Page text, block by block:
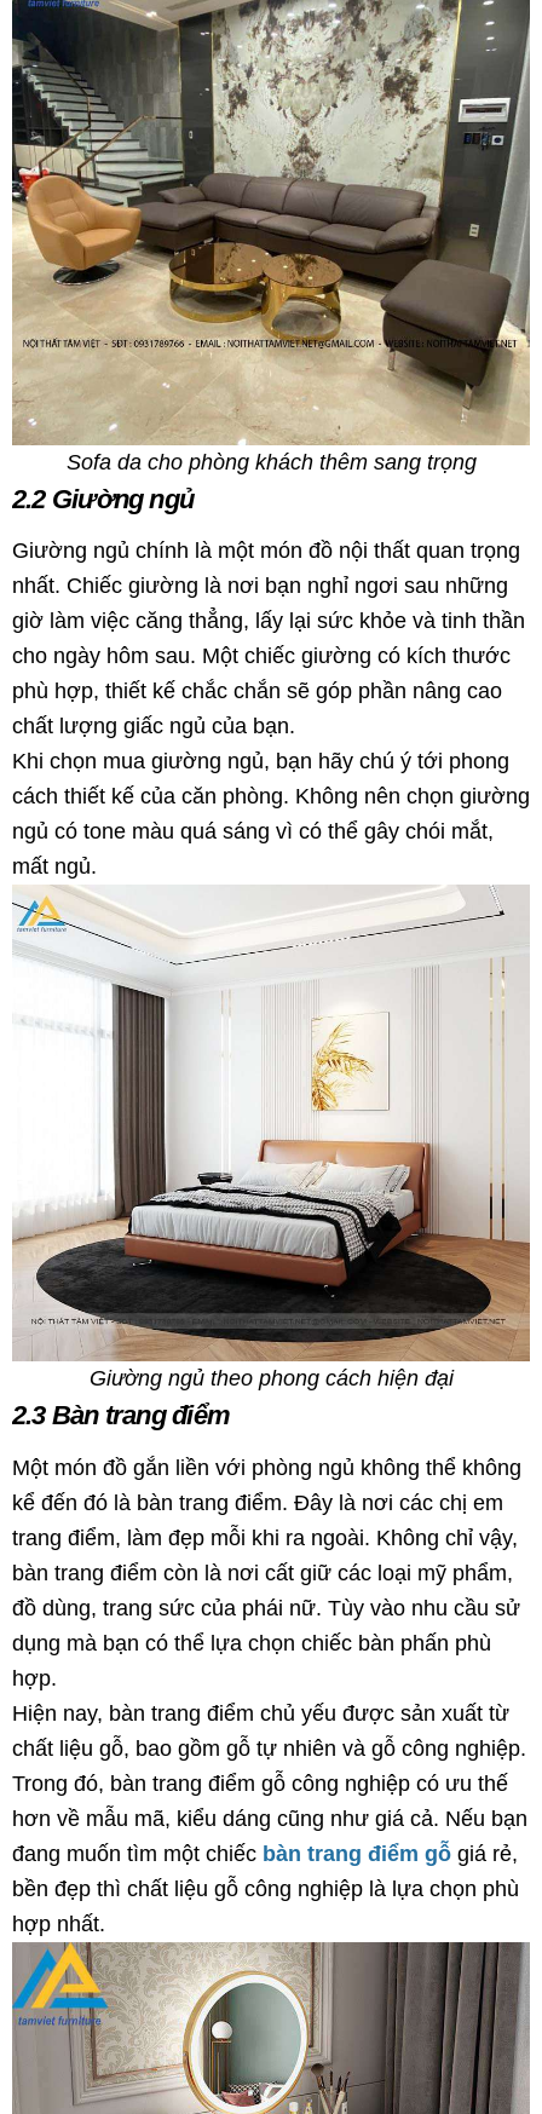
Sofa da cho phòng khách thêm sang trọng
2.2 Giường ngủ
Giường ngủ chính là một món đồ nội thất quan trọng
nhất. Chiếc giường là nơi bạn nghỉ ngơi sau những
giờ làm việc căng thẳng, lấy lại sức khỏe và tinh thần
cho ngày hôm sau. Một chiếc giường có kích thước
phù hợp, thiết kế chắc chắn sẽ góp phần nâng cao
chất lượng giấc ngủ của bạn.
Khi chọn mua giường ngủ, bạn hãy chú ý tới phong
cách thiết kế của căn phòng. Không nên chọn giường
ngủ có tone màu quá sáng vì có thể gây chói mắt,
mất ngủ.
Giường ngủ theo phong cách hiện đại
2.3 Bàn trang điểm
Một món đồ gắn liền với phòng ngủ không thể không
kể đến đó là bàn trang điểm. Đây là nơi các chị em
trang điểm, làm đẹp mỗi khi ra ngoài. Không chỉ vậy,
bàn trang điểm còn là nơi cất giữ các loại mỹ phẩm,
đồ dùng, trang sức của phái nữ. Tùy vào nhu cầu sử
dụng mà bạn có thể lựa chọn chiếc bàn phấn phù
hợp.
Hiện nay, bàn trang điểm chủ yếu được sản xuất từ
chất liệu gỗ, bao gồm gỗ tự nhiên và gỗ công nghiệp.
Trong đó, bàn trang điểm gỗ công nghiệp có ưu thế
hơn về mẫu mã, kiểu dáng cũng như giá cả. Nếu bạn
đang muốn tìm một chiếc bàn trang điểm gỗ giá rẻ,
bền đẹp thì chất liệu gỗ công nghiệp là lựa chọn phù
hợp nhất.